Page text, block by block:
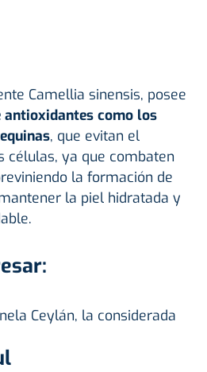
Camellia sinensis, posee
antioxidantes como los
, que evitan el
células, ya que combaten
la formación de
la piel hidratada y
Ceylán, la considerada